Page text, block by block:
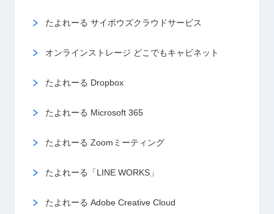
たよれーる サイボウズクラウドサービス
オンラインストレージ どこでもキャビネット
たよれーる Dropbox
たよれーる Microsoft 365
たよれーる Zoomミーティング
たよれーる「LINE WORKS」
たよれーる Adobe Creative Cloud